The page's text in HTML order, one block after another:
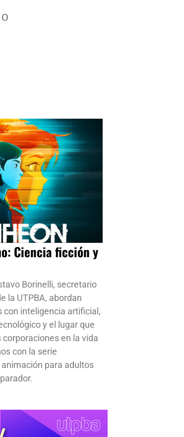
Ciencia ficción y
Borinelli, secretario
la UTPBA, abordan
con inteligencia artificial,
y el lugar que
en la vida
con la serie
para adultos